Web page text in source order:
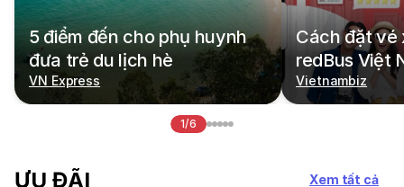
5 điểm đến cho phụ huynh
đưa trẻ du lịch hè
VN Express
Cách đặt vé
redBus Việt
Vietnambiz
1/6
ƯU ĐÃI Xem tất cả